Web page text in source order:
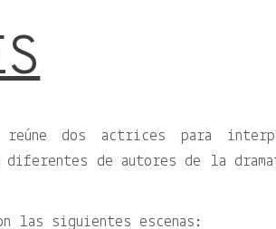
reúne dos actrices para
de autores de la
las siguientes escenas: